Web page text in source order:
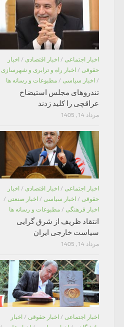
اخبار اجتماعی / اخبار اقتصادی / اخبار
حقوقی / اخبار راه و ترابری و شهرسازی
/ اخبار سیاسی / مطبوعات و رسانه ها
تندروهای مجلس استیضاح
عراقچی را کلید زدند
مرداد 14, 1405
اخبار اجتماعی / اخبار اقتصادی / اخبار
حقوقی / اخبار سیاسی / اخبار صنعتی /
اخبار فرهنگی / مطبوعات و رسانه ها
انتقاد ظریف از شرق گرایی
سیاست خارجی ایران
مرداد 14, 1405
اخبار اجتماعی / اخبار حقوقی / اخبار